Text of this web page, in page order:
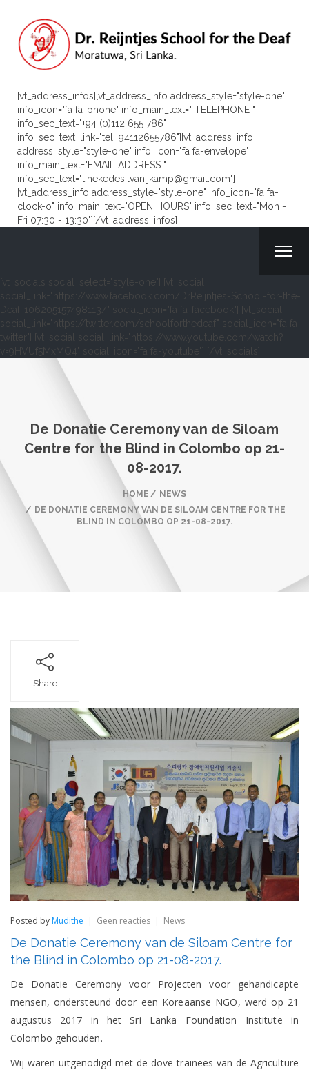
[vt_address_infos][vt_address_info address_style="style-one"
info_icon="fa fa-phone" info_main_text=" TELEPHONE "
info_sec_text="+94 (0)112 655 786"
info_sec_text_link="tel:+94112655786"][vt_address_info
address_style="style-one" info_icon="fa fa-envelope"
info_main_text="EMAIL ADDRESS "
info_sec_text="tinekedesilvanijkamp@gmail.com"]
[vt_address_info address_style="style-one" info_icon="fa fa-
clock-o" info_main_text="OPEN HOURS" info_sec_text="Mon -
Fri 07:30 - 13:30"][/vt_address_infos]
[vt_socials social_select="style-one"] [vt_social
social_link="https://www.facebook.com/DrReijntjes-School-for-the-
Deaf-106205157498113/" social_icon="fa fa-facebook"] [vt_social
social_link="https://twitter.com/schoolforthedeaf" social_icon="fa fa-
twitter"] [vt_social social_link="https://www.youtube.com/watch?
v=9HVUf5MxMQ4" social_icon="fa fa-youtube"] [/vt_socials]
De Donatie Ceremony van de Siloam
Centre for the Blind in Colombo op 21-
08-2017.
HOME
NEWS
DE DONATIE CEREMONY VAN DE SILOAM CENTRE FOR THE
BLIND IN COLOMBO OP 21-08-2017.
Share
Posted by Mudithe Geen reactiesop
Donatie
Ceremony
van
de
Siloam
Centre
the
Colombo
News
De Donatie Ceremony van de Siloam Centre for
the Blind in Colombo op 21-08-2017.
De Donatie Ceremony voor Projecten voor gehandicapte
mensen, ondersteund door een Koreaanse NGO, werd op 21
augustus 2017 in het Sri Lanka Foundation Institute in
Colombo gehouden.
Wij waren uitgenodigd met de dove trainees van de Agriculture